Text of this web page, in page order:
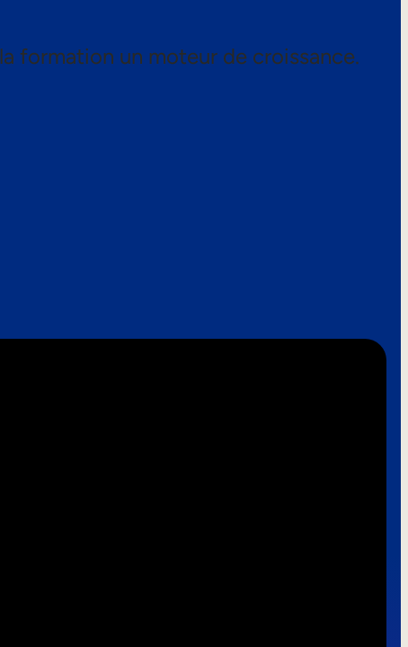
formation un moteur de croissance.